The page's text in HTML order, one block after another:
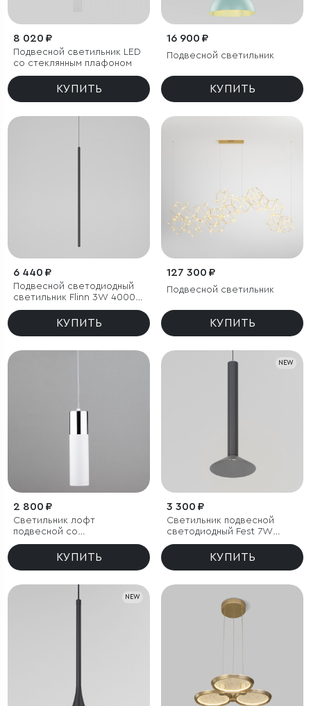
8 020 ₽
Подвесной светильник LED
со стеклянным плафоном
КУПИТЬ
16 900 ₽
Подвесной светильник
КУПИТЬ
6 440 ₽
Подвесной светодиодный
светильник Flinn 3W 4000К
черный
КУПИТЬ
127 300 ₽
Подвесной светильник
КУПИТЬ
2 800 ₽
Светильник лофт
подвесной со
светодиодами
КУПИТЬ
NEW
3 300 ₽
Светильник подвесной
светодиодный Fest 7W
4000K графит
КУПИТЬ
NEW